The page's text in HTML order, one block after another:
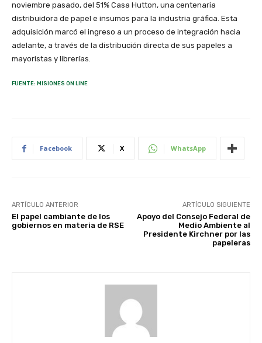
noviembre pasado, del 51% Casa Hutton, una centenaria
distribuidora de papel e insumos para la industria gráfica. Esta
adquisición marcó el ingreso a un proceso de integración hacia
adelante, a través de la distribución directa de sus papeles a
mayoristas y librerías.
FUENTE: MISIONES ON LINE
Facebook X WhatsApp
ARTÍCULO ANTERIOR
El papel cambiante de los
gobiernos en materia de RSE
ARTÍCULO SIGUIENTE
Apoyo del Consejo Federal de
Medio Ambiente al
Presidente Kirchner por las
papeleras